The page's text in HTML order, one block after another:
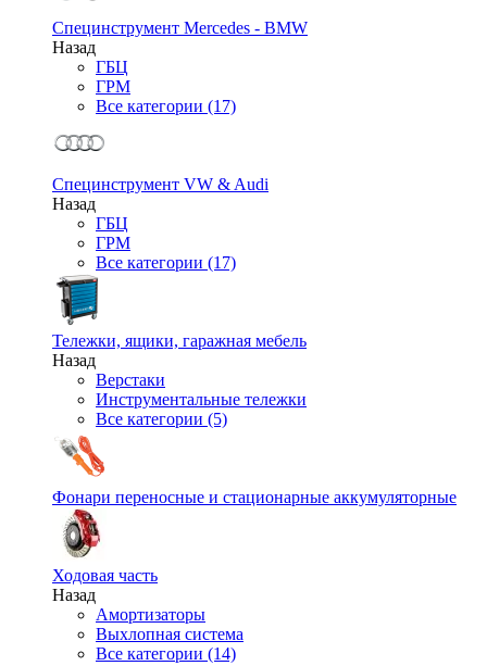
Специнструмент Mercedes - BMW
Назад
ГБЦ
ГРМ
Все категории (17)
Специнструмент VW & Audi
Назад
ГБЦ
ГРМ
Все категории (17)
Тележки, ящики, гаражная мебель
Назад
Верстаки
Инструментальные тележки
Все категории (5)
Фонари переносные и стационарные аккумуляторные
Ходовая часть
Назад
Амортизаторы
Выхлопная система
Все категории (14)